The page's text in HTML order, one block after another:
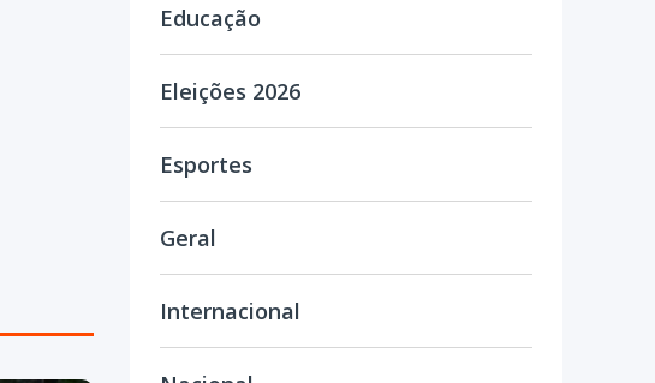
Educação
Eleições 2026
Esportes
Geral
Internacional